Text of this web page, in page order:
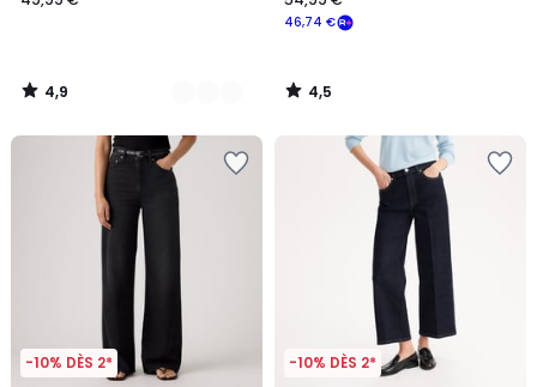
4,9
/
46,74 €
4,5
/
-10% DÈS 2* -10% DÈS 2*